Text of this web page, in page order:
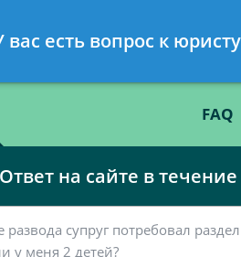
86
FAQ
на сайте в
вас есть вопрос к